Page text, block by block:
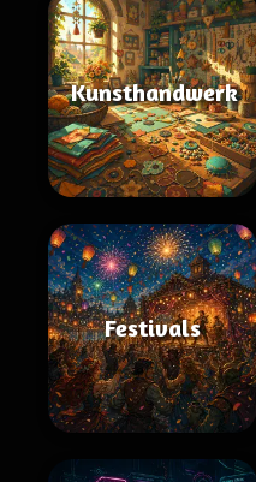
Kunsthandwerk
Festivals